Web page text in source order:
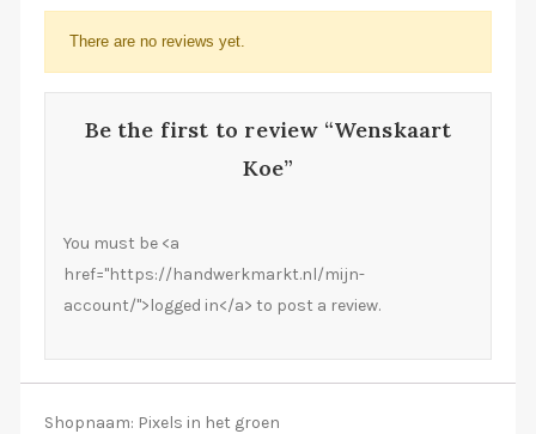
There are no reviews yet.
Be the first to review “Wenskaart
Koe”
You must be <a
href="https://handwerkmarkt.nl/mijn-
account/">logged in</a> to post a review.
Shopnaam: Pixels in het groen